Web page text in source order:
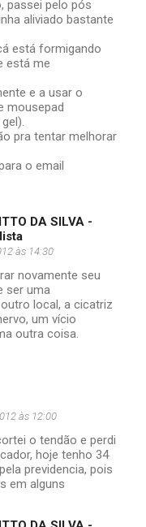
passei pelo pós
aliviado bastante
está formigando
está me
e a usar o
mousepad
pra tentar melhorar
o email
DA SILVA -
às 14:30
novamente seu
ser uma
local, a cicatriz
um vício
outra coisa.
às 12:00
o tendão e perdi
hoje tenho 34
previdencia, pois
em alguns